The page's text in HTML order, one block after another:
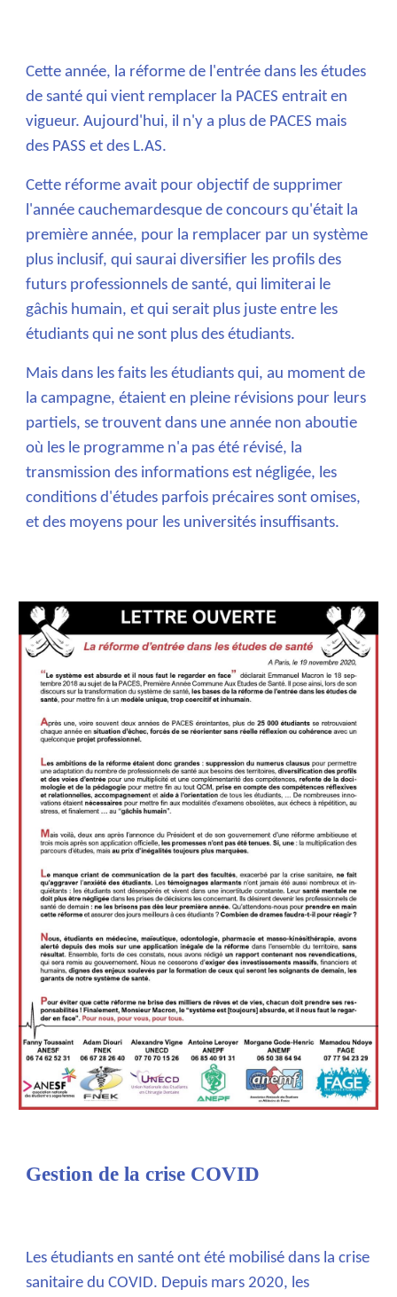
Cette année, la réforme de l'entrée dans les études
de santé qui vient remplacer la PACES entrait en
vigueur. Aujourd'hui, il n'y a plus de PACES mais
des PASS et des L.AS.
Cette réforme avait pour objectif de supprimer
l'année cauchemardesque de concours qu'était la
première année, pour la remplacer par un système
plus inclusif, qui saurai diversifier les profils des
futurs professionnels de santé, qui limiterai le
gâchis humain, et qui serait plus juste entre les
étudiants qui ne sont plus des étudiants.
Mais dans les faits les étudiants qui, au moment de
la campagne, étaient en pleine révisions pour leurs
partiels, se trouvent dans une année non aboutie
où les le programme n'a pas été révisé, la
transmission des informations est négligée, les
conditions d'études parfois précaires sont omises,
et des moyens pour les universités insuffisants.
Gestion de la crise COVID
Les étudiants en santé ont été mobilisé dans la crise
sanitaire du COVID. Depuis mars 2020, les